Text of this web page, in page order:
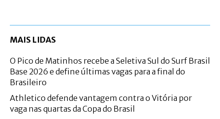
MAIS LIDAS
O Pico de Matinhos recebe a Seletiva Sul do Surf Brasil
Base 2026 e define últimas vagas para a final do
Brasileiro
Athletico defende vantagem contra o Vitória por
vaga nas quartas da Copa do Brasil